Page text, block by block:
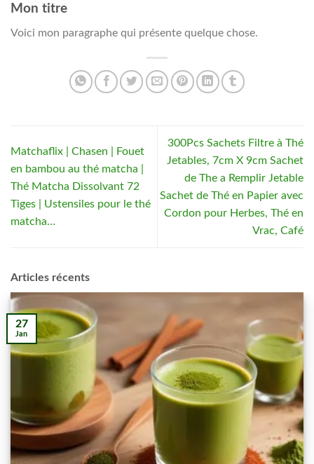
Mon titre
Voici mon paragraphe qui présente quelque chose.
Matchaflix | Chasen | Fouet
en bambou au thé matcha |
Thé Matcha Dissolvant 72
Tiges | Ustensiles pour le thé
matcha…
300Pcs Sachets Filtre à Thé
Jetables, 7cm X 9cm Sachet
de The a Remplir Jetable
Sachet de Thé en Papier avec
Cordon pour Herbes, Thé en
Vrac, Café
Articles récents
27
Jan